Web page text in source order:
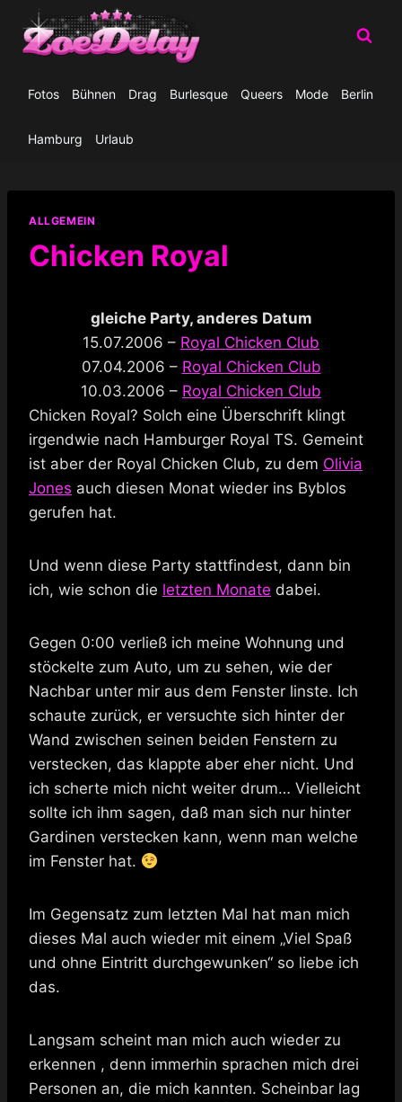
Inhalt
springen
Fotos Bühnen Drag Burlesque Queers Mode Berlin
Hamburg Urlaub
ALLGEMEIN
Chicken Royal
gleiche Party, anderes Datum
15.07.2006 – Royal Chicken Club
07.04.2006 – Royal Chicken Club
10.03.2006 – Royal Chicken Club
Chicken Royal? Solch eine Überschrift klingt
irgendwie nach Hamburger Royal TS. Gemeint
ist aber der Royal Chicken Club, zu dem Olivia
Jones auch diesen Monat wieder ins Byblos
gerufen hat.
Und wenn diese Party stattfindest, dann bin
ich, wie schon die letzten Monate dabei.
Gegen 0:00 verließ ich meine Wohnung und
stöckelte zum Auto, um zu sehen, wie der
Nachbar unter mir aus dem Fenster linste. Ich
schaute zurück, er versuchte sich hinter der
Wand zwischen seinen beiden Fenstern zu
verstecken, das klappte aber eher nicht. Und
ich scherte mich nicht weiter drum… Vielleicht
sollte ich ihm sagen, daß man sich nur hinter
Gardinen verstecken kann, wenn man welche
im Fenster hat.
Im Gegensatz zum letzten Mal hat man mich
dieses Mal auch wieder mit einem „Viel Spaß
und ohne Eintritt durchgewunken“ so liebe ich
das.
Langsam scheint man mich auch wieder zu
erkennen , denn immerhin sprachen mich drei
Personen an, die mich kannten. Scheinbar lag